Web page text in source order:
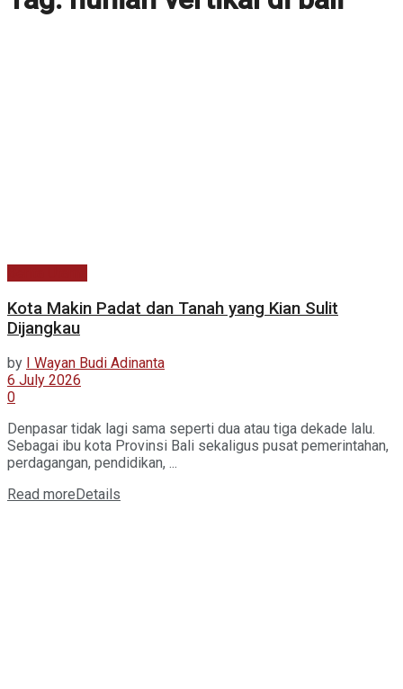
Kota Makin Padat dan Tanah yang Kian Sulit
Dijangkau
by
I Wayan Budi Adinanta
6 July 2026
0
Denpasar tidak lagi sama seperti dua atau tiga dekade lalu.
Sebagai ibu kota Provinsi Bali sekaligus pusat pemerintahan,
perdagangan, pendidikan, ...
Read more Details